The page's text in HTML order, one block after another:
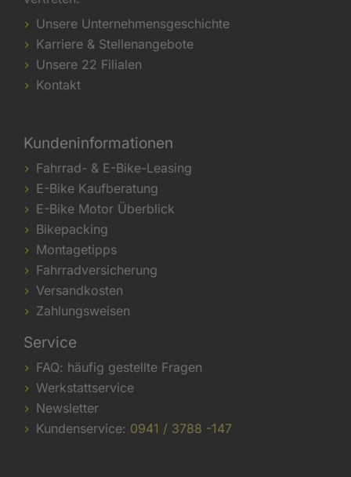
Unsere Unternehmensgeschichte
Karriere & Stellenangebote
Unsere 22 Filialen
Kontakt
Kundeninformationen
Fahrrad- & E-Bike-Leasing
E-Bike Kaufberatung
E-Bike Motor Überblick
Bikepacking
Montagetipps
Fahrradversicherung
Versandkosten
Zahlungsweisen
Service
FAQ: häufig gestellte Fragen
Werkstattservice
Newsletter
Kundenservice: 0941 / 3788 -147